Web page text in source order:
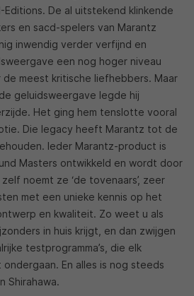
De al uitstekend klinkende
en sacd-spelers van Marantz
inwendig verder verfijnd en
een nog hoger niveau
meest kritische liefhebbers. Maar
geluidsweergave legde hij
Het ging hem tenslotte vooral
Die legacy heeft Marantz tot de
Ieder Marantz-product is
Masters ontwikkeld en wordt door
noemt ze ‘de tovenaars’, zeer
met een unieke kennis op het
en kwaliteit. Zo weet u als
in huis krijgt, en dan zwijgen
testprogramma’s, die elk
En alles is nog steeds
Shirahawa.